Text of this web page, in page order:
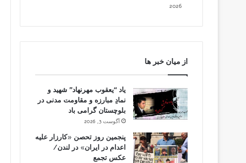
2026
از میان خبر ها
یاد “یعقوب مهرنهاد” شهید و
نمادِ مبارزه و مقاومت مدنی در
بلوچستان گرامی باد
آگوست 3, 2026
پنجمین روز تحصن «کارزار علیه
اعدام در ایران» در لندن/
عکس تجمع